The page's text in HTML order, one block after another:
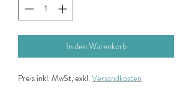
In den Warenkorb
Preis inkl. MwSt, exkl. Versandkosten